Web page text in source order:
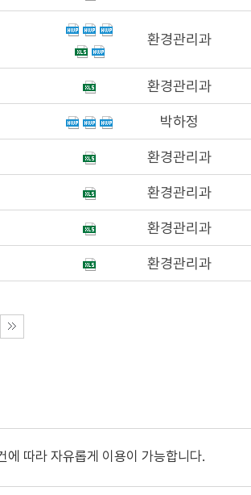
환경관리과
환경관리과
박하정
환경관리과
환경관리과
환경관리과
환경관리과
에 따라 자유롭게 이용이 가능합니다.